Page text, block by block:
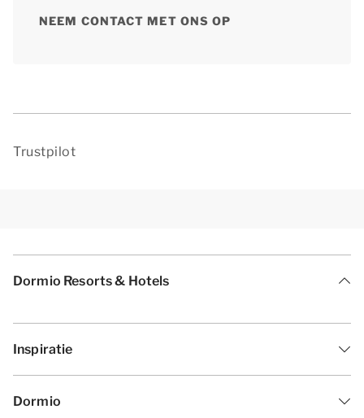
NEEM CONTACT MET ONS OP
Trustpilot
Dormio Resorts & Hotels
Inspiratie
Dormio